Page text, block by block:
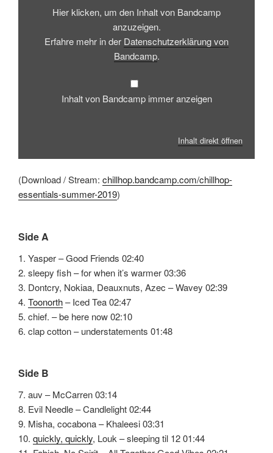
BandcampHier klicken, um den Inhalt von Bandcamp
anzuzeigen.
Erfahre mehr in der Datenschutzerklärung von
Bandcamp.
Inhalt von Bandcamp immer anzeigen
Inhalt direkt öffnen
(Download / Stream: chillhop.bandcamp.com/chillhop-
essentials-summer-2019)
Side A
1. Yasper – Good Friends 02:40
2. sleepy fish – for when it’s warmer 03:36
3. Dontcry, Nokiaa, Deauxnuts, Azec – Wavey 02:39
4. Toonorth– Iced Tea 02:47
5. chief. – be here now 02:10
6. clap cotton – understatements 01:48
Side B
7. auv – McCarren 03:14
8. Evil Needle – Candlelight 02:44
9. Misha, cocabona – Khaleesi 03:31
10. quickly, quickly, Louk – sleeping til 12 01:44